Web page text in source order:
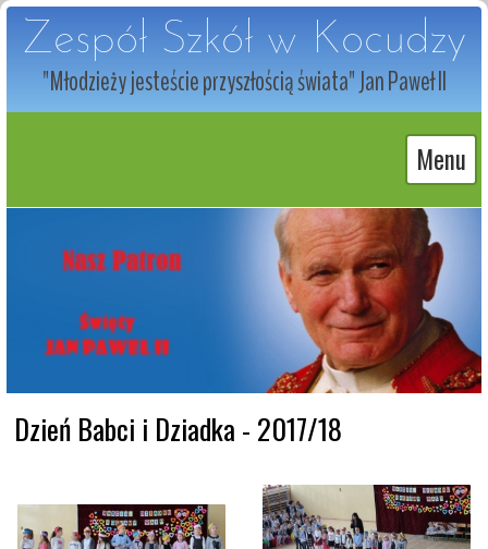
Zespół Szkół w Kocudzy
"Młodzieży jesteście przyszłością świata" Jan Paweł II
Menu
Dzień Babci i Dziadka - 2017/18